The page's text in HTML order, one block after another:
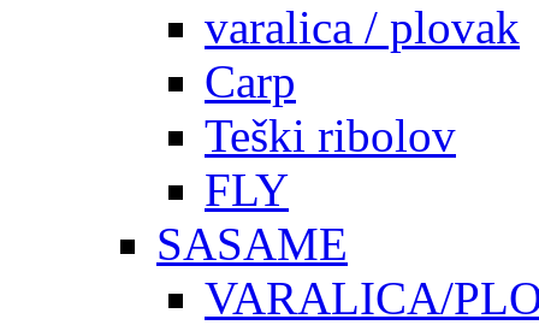
varalica / plovak
Carp
Teški ribolov
FLY
SASAME
VARALICA/